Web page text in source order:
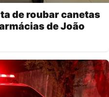
de roubar canetas
de João